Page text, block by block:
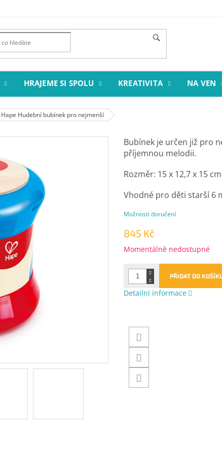
HRAJEME SI SPOLU KREATIVITA NA VEN
Hape Hudební bubínek pro nejmenší
845 Kč
Měrná
Momentálně nedostupné
Možnosti doručení
PŘIDAT DO
Bubínek je určen již pro
příjemnou melodii.
Rozměr: 15 x 12,7 x 15
Vhodné pro děti starší 6
Detailní informace